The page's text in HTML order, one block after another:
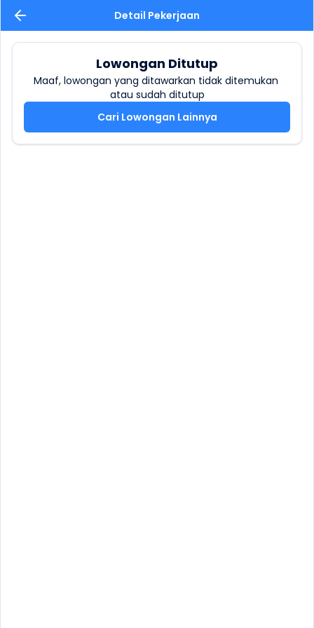
Detail Pekerjaan
Lowongan Ditutup
Maaf, lowongan yang ditawarkan tidak ditemukan
atau sudah ditutup
Cari Lowongan Lainnya